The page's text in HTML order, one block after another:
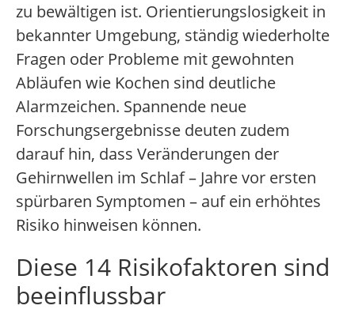
zu bewältigen ist. Orientierungslosigkeit in
bekannter Umgebung, ständig wiederholte
Fragen oder Probleme mit gewohnten
Abläufen wie Kochen sind deutliche
Alarmzeichen. Spannende neue
Forschungsergebnisse deuten zudem
darauf hin, dass Veränderungen der
Gehirnwellen im Schlaf – Jahre vor ersten
spürbaren Symptomen – auf ein erhöhtes
Risiko hinweisen können.
Diese 14 Risikofaktoren sind
beeinflussbar